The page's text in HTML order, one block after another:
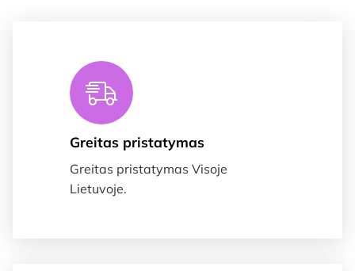
Greitas pristatymas
Greitas pristatymas Visoje
Lietuvoje.